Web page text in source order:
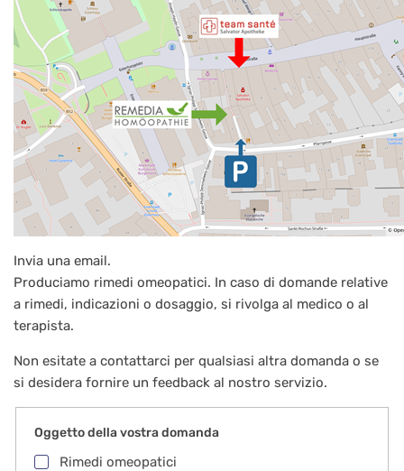
Invia una email.
Produciamo rimedi omeopatici. In caso di domande relative
a rimedi, indicazioni o dosaggio, si rivolga al medico o al
terapista.
Non esitate a contattarci per qualsiasi altra domanda o se
si desidera fornire un feedback al nostro servizio.
Oggetto della vostra domanda
Rimedi omeopatici